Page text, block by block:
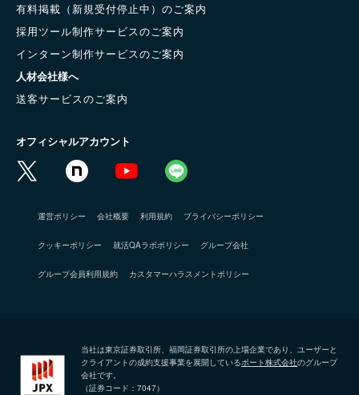
有料掲載（新規受付停止中）のご案内
採用ツール制作サービスのご案内
インターン制作サービスのご案内
人材会社様へ
送客サービスのご案内
オフィシャルアカウント
運営ポリシー 会社概要 利用規約 プライバシーポリシー
クッキーポリシー 就活QAラボポリシー グループ会社
グループ会員利用規約 カスタマーハラスメントポリシー
当社は東京証券取引所、福岡証券取引所の上場企業であり、ユーザーと
クライアントの成約支援事業を展開しているポート株式会社のグループ
会社です。
（証券コード：7047）